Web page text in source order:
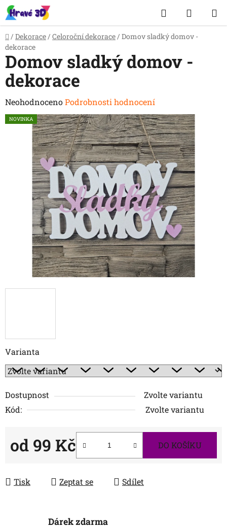
Přejít
na
obsah
Hledat
KOŠÍK
Domů
/ Dekorace / Celoroční dekorace / Domov sladký domov -
dekorace
Varianta
Dostupnost
Zvolte variantu
Kód:
Zvolte variantu
od 99 Kč DO KOŠÍKU
Tisk Zeptat se Sdílet
Domov sladký domov -
dekorace
Průměrné
hodnocení
produktu
hvězdiček.
NeohodnocenoPodrobnosti hodnocení
NOVINKA
Dárek zdarma